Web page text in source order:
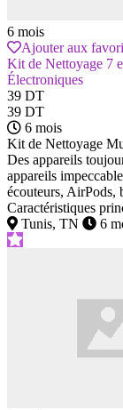
6 mois
Ajouter aux
Kit de Nettoyage 7
Électroniques
39 DT
39 DT
6 mois
Kit de Nettoyage
Des appareils
appareils
écouteurs, AirPods,
Caractéristiques
Tunis, TN
6